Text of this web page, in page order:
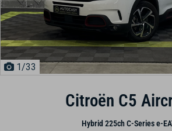
1/33
Citroën C5
Hybrid 225ch C-Series e-